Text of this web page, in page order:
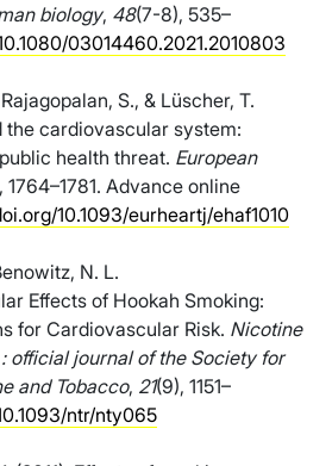
biology, 48(7-8), 535–
03014460.2021.2010803
S., & Lüscher, T.
the cardiovascular system:
health threat. European
1764–1781. Advance online
10.1093/eurheartj/ehaf1010
N. L.
Effects of Hookah Smoking:
for Cardiovascular Risk. Nicotine
official journal of the Society for
and Tobacco, 21(9), 1151–
ntr/nty065